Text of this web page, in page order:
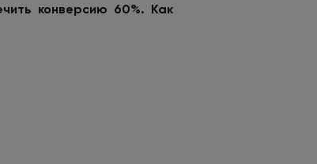
конверсию 60%. Как